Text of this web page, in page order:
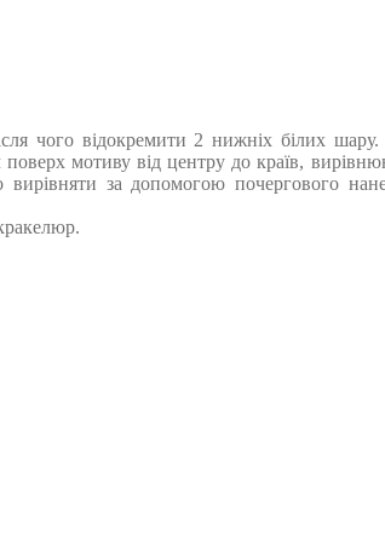
чого відокремити 2 нижніх білих шару.
мотиву від центру до країв,
за допомогою почергового